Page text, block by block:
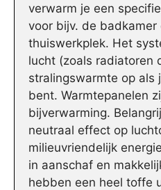
verwarm je een
voor bijv. de badkamer
thuiswerkplek. Het
lucht (zoals radiatoren
stralingswarmte op als
bent. Warmtepanelen
bijverwarming.
neutraal effect op
milieuvriendelijk
in aanschaf en
hebben een heel toffe